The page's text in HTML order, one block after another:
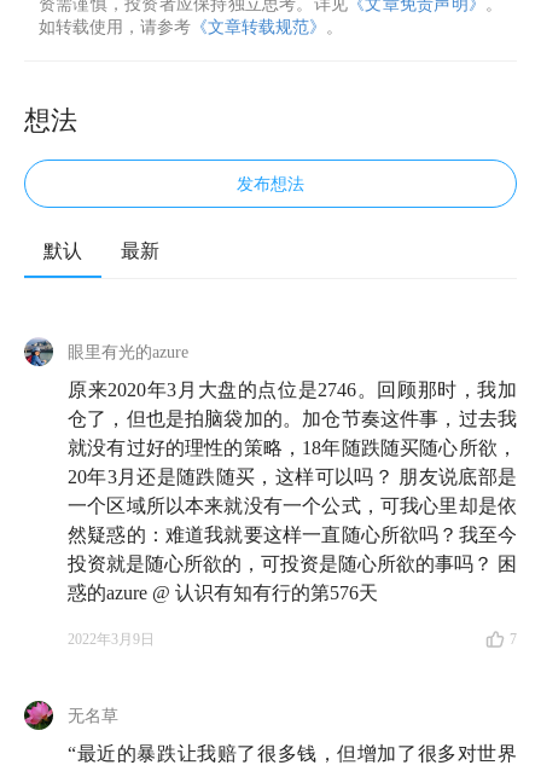
资需谨慎，投资者应保持独立思考。详见 《文章免责声明》 。
如转载使用，请参考 《文章转载规范》 。
想法
发布想法
默认 最新
眼里有光的azure
原来2020年3月大盘的点位是2746。回顾那时，我加
仓了，但也是拍脑袋加的。加仓节奏这件事，过去我
就没有过好的理性的策略，18年随跌随买随心所欲，
20年3月还是随跌随买，这样可以吗？ 朋友说底部是
一个区域所以本来就没有一个公式，可我心里却是依
然疑惑的：难道我就要这样一直随心所欲吗？我至今
投资就是随心所欲的，可投资是随心所欲的事吗？ 困
惑的azure @ 认识有知有行的第576天
2022年3月9日 7
无名草
“最近的暴跌让我赔了很多钱，但增加了很多对世界